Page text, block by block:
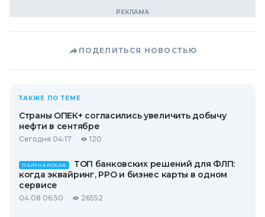
ПОДЕЛИТЬСЯ НОВОСТЬЮ
ТАКЖЕ ПО ТЕМЕ
Страны ОПЕК+ согласились увеличить добычу
нефти в сентябре
Сегодня 04:17 120
ПАРТНЕРСКАЯ
ТОП банковских решений для ФЛП:
когда эквайринг, РРО и бизнес карты в одном
сервисе
04.08 06:50 26552